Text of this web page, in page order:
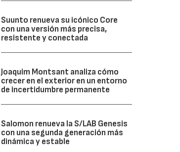
Suunto renueva su icónico Core
con una versión más precisa,
resistente y conectada
Joaquim Montsant analiza cómo
crecer en el exterior en un entorno
de incertidumbre permanente
Salomon renueva la S/LAB Genesis
con una segunda generación más
dinámica y estable